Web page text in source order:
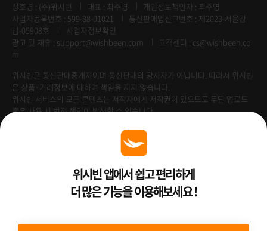
상호명 : (주)위시빈 대표 : 최주영
개인정보책임자 : 최주영
사업자등록번호 : 599-88-01021
통신판매업신고번호 : 제2023-서울강
남-05908호
사업자정보확인
광고 및 제휴 : support@wishbeen.com
고객센터 : cs@wishbeen.co
m
위시빈은 통신판매중개자이며 통신판매의 당사자가 아닙니다. 따라서 위시빈
은 상품·거래정보에 대하여 책임을 지지 않습니다.
위시빈 서비스의 모든 콘텐츠는 저작자에게 저작권이 있으므로 무단 업로드
혹은 사용 시 법적 책임이 발생할 수 있습니다.
Venture Enterprise위시빈 앱에서 쉽고 편리하게
더 많은 기능을 이용해보세요 !